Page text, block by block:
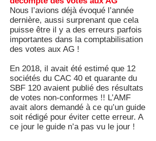
Nous l’avions déjà évoqué l’année
dernière, aussi surprenant que cela
puisse être il y a des erreurs parfois
importantes dans la comptabilisation
des votes aux AG !
En 2018, il avait été estimé que 12
sociétés du CAC 40 et quarante du
SBF 120 avaient publié des résultats
de votes non-conformes !! L’AMF
avait alors demandé à ce qu’un guide
soit rédigé pour éviter cette erreur. A
ce jour le guide n’a pas vu le jour !